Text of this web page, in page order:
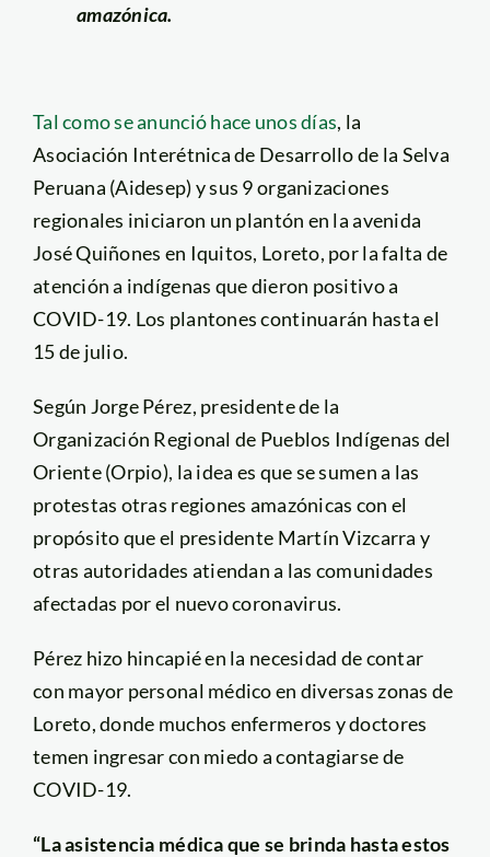
amazónica.
Tal como se anunció hace unos días, la
Asociación Interétnica de Desarrollo de la Selva
Peruana (Aidesep) y sus 9 organizaciones
regionales iniciaron un plantón en la avenida
José Quiñones en Iquitos, Loreto, por la falta de
atención a indígenas que dieron positivo a
COVID-19. Los plantones continuarán hasta el
15 de julio.
Según Jorge Pérez, presidente de la
Organización Regional de Pueblos Indígenas del
Oriente (Orpio), la idea es que se sumen a las
protestas otras regiones amazónicas con el
propósito que el presidente Martín Vizcarra y
otras autoridades atiendan a las comunidades
afectadas por el nuevo coronavirus.
Pérez hizo hincapié en la necesidad de contar
con mayor personal médico en diversas zonas de
Loreto, donde muchos enfermeros y doctores
temen ingresar con miedo a contagiarse de
COVID-19.
“La asistencia médica que se brinda hasta estos